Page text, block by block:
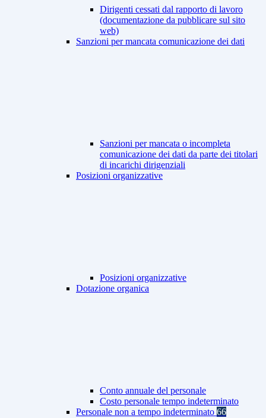
Dirigenti cessati dal rapporto di lavoro
(documentazione da pubblicare sul sito
web)
Sanzioni per mancata comunicazione dei dati
Sanzioni per mancata o incompleta
comunicazione dei dati da parte dei titolari
di incarichi dirigenziali
Posizioni organizzative
Posizioni organizzative
Dotazione organica
Conto annuale del personale
Costo personale tempo indeterminato
Personale non a tempo indeterminato 66